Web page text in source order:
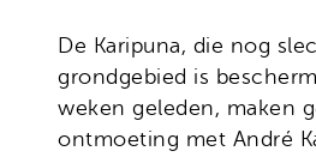
De Karipuna, die nog
grondgebied is
weken geleden, maken
ontmoeting met André